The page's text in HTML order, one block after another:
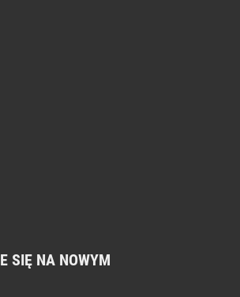
SIĘ NA NOWYM